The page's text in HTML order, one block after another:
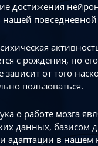
достижения
нашей
с рождения, но
от того
пользоваться.
о работе мозга
данных, базисом
адаптации в нашем